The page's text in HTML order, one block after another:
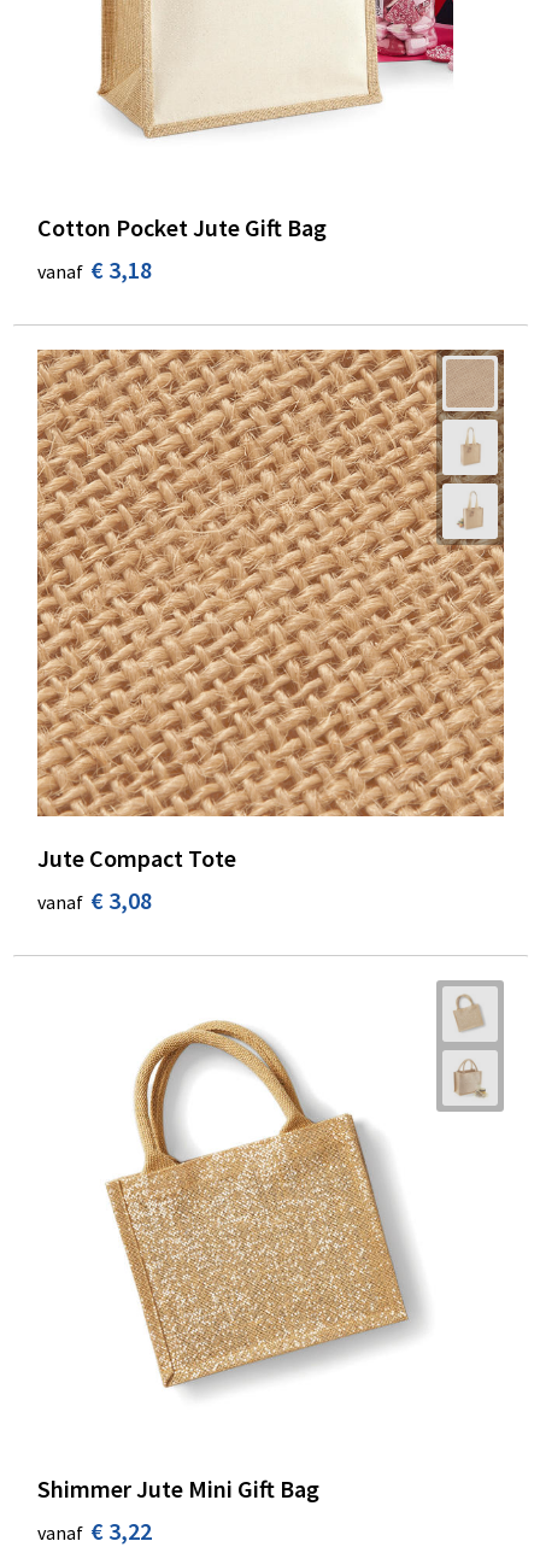
Cotton Pocket Jute Gift Bag
vanaf € 3,18
Jute Compact Tote
vanaf € 3,08
Shimmer Jute Mini Gift Bag
vanaf € 3,22